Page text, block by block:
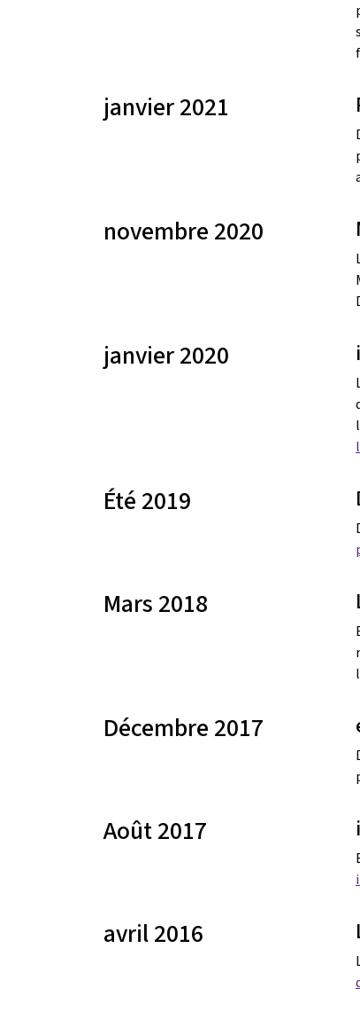
janvier 2021
novembre 2020
janvier 2020
Été 2019
Mars 2018
Décembre 2017
Août 2017
avril 2016